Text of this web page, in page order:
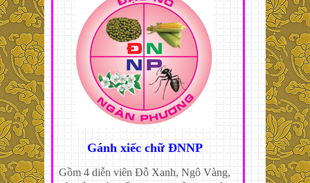
Gánh xiếc chữ ĐNNP
Gồm 4 diễn viên Đỗ Xanh, Ngô Vàng,